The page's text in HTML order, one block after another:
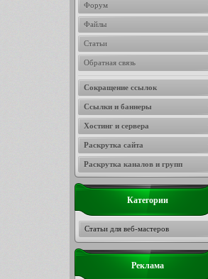
Форум
Файлы
Статьи
Обратная связь
Сокращение ссылок
Ссылки и баннеры
Хостинг и сервера
Раскрутка сайта
Раскрутка каналов и групп
Категории
Статьи для веб-мастеров
Реклама